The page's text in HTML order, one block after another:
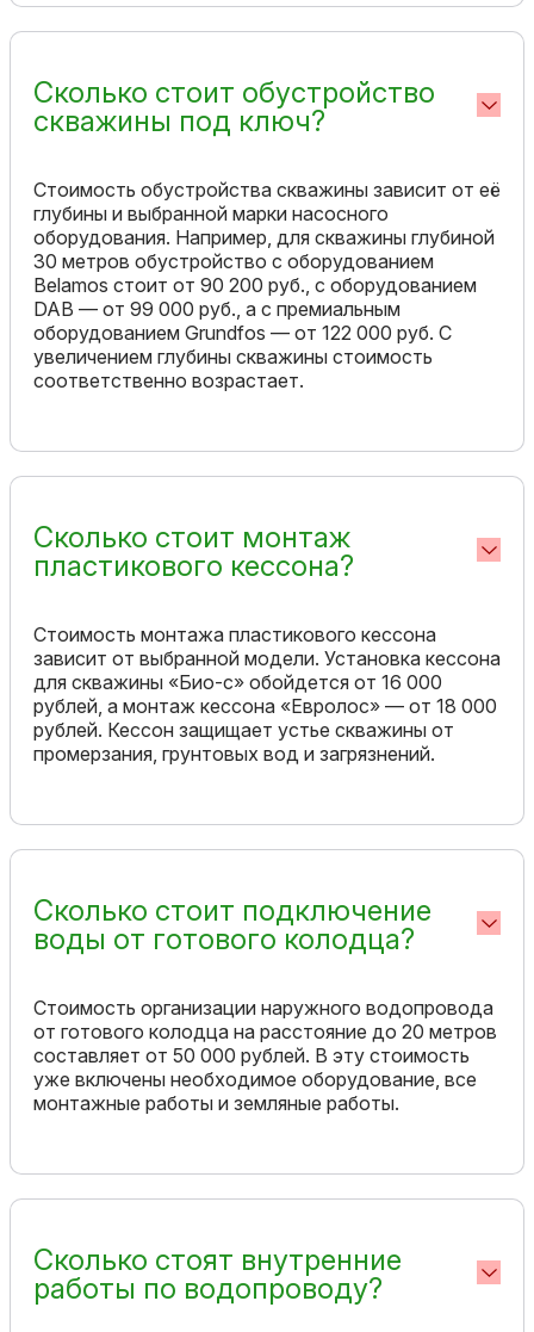
Сколько стоит обустройство
скважины под ключ?
Стоимость обустройства скважины зависит от её
глубины и выбранной марки насосного
оборудования. Например, для скважины глубиной
30 метров обустройство с оборудованием
Belamos стоит от 90 200 руб., с оборудованием
DAB — от 99 000 руб., а с премиальным
оборудованием Grundfos — от 122 000 руб. С
увеличением глубины скважины стоимость
соответственно возрастает.
Сколько стоит монтаж
пластикового кессона?
Стоимость монтажа пластикового кессона
зависит от выбранной модели. Установка кессона
для скважины «Био-с» обойдется от 16 000
рублей, а монтаж кессона «Евролос» — от 18 000
рублей. Кессон защищает устье скважины от
промерзания, грунтовых вод и загрязнений.
Сколько стоит подключение
воды от готового колодца?
Стоимость организации наружного водопровода
от готового колодца на расстояние до 20 метров
составляет от 50 000 рублей. В эту стоимость
уже включены необходимое оборудование, все
монтажные работы и земляные работы.
Сколько стоят внутренние
работы по водопроводу?